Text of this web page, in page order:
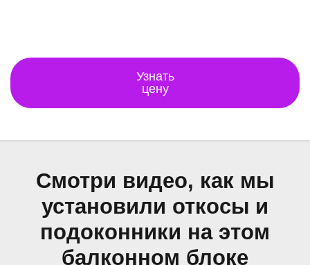
Узнать
цену
Смотри видео, как мы
установили откосы и
подоконники на этом
балконном блоке